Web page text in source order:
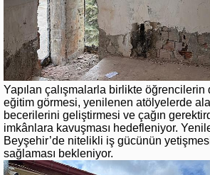
Yapılan çalışmalarla birlikte öğrencilerin
eğitim görmesi, yenilenen atölyelerde
becerilerini geliştirmesi ve çağın
imkânlara kavuşması hedefleniyor.
Beyşehir’de nitelikli iş gücünün
sağlaması bekleniyor.